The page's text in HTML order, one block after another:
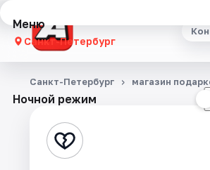
Меню
Санкт-Петербург
Концерты
Стендап
Ночной режим
Санкт-Петербург магазин